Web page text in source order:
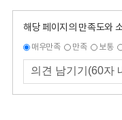
해당 페이지의 만족도와
매우만족 만족 보통